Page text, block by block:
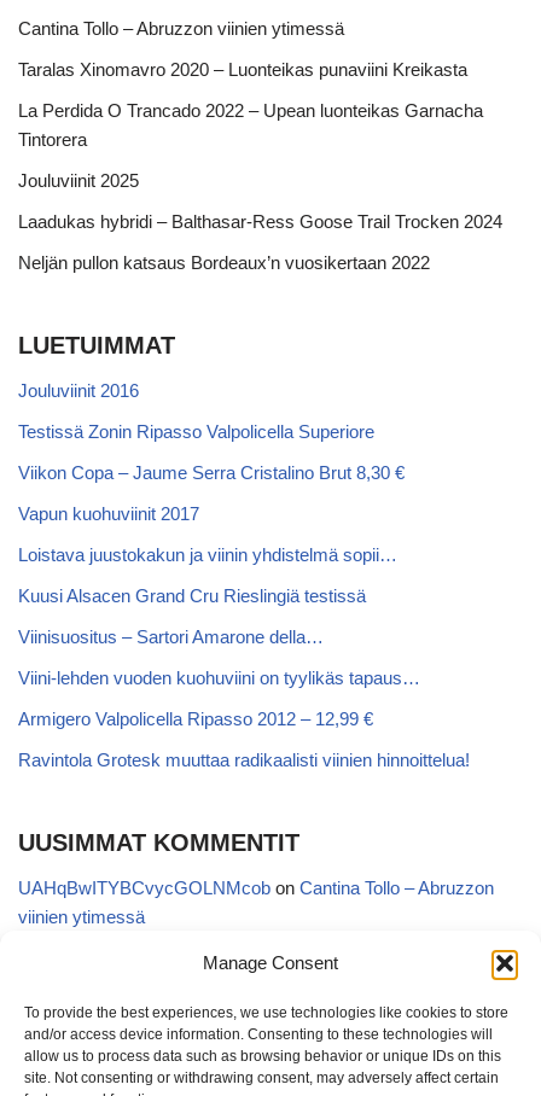
Manage Consent
To provide the best experiences, we use technologies like cookies to store
and/or access device information. Consenting to these technologies will
allow us to process data such as browsing behavior or unique IDs on this
site. Not consenting or withdrawing consent, may adversely affect certain
Cantina Tollo – Abruzzon viinien ytimessä
Taralas Xinomavro 2020 – Luonteikas punaviini Kreikasta
La Perdida O Trancado 2022 – Upean luonteikas Garnacha
Tintorera
Jouluviinit 2025
Laadukas hybridi – Balthasar-Ress Goose Trail Trocken 2024
Neljän pullon katsaus Bordeaux’n vuosikertaan 2022
LUETUIMMAT
Jouluviinit 2016
Testissä Zonin Ripasso Valpolicella Superiore
Viikon Copa – Jaume Serra Cristalino Brut 8,30 €
Vapun kuohuviinit 2017
Loistava juustokakun ja viinin yhdistelmä sopii…
Kuusi Alsacen Grand Cru Rieslingiä testissä
Viinisuositus – Sartori Amarone della…
Viini-lehden vuoden kuohuviini on tyylikäs tapaus…
Armigero Valpolicella Ripasso 2012 – 12,99 €
Ravintola Grotesk muuttaa radikaalisti viinien hinnoittelua!
UUSIMMAT KOMMENTIT
UAHqBwITYBCvycGOLNMcob on Cantina Tollo – Abruzzon
viinien ytimessä
EgVGGttRTxKfbqUaWNglbonCantina Tollo – Abruzzon viinien
AnonymousonKyläviini Riojasta – Ortega Ezquerro Vino de
Tudelilla Crianza 2018 (Alko 14,88 €)